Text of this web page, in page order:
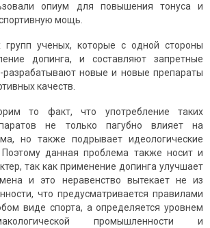
опиум для повышения тонуса и
мощь.
ученых, которые с одной стороны
допинга, и составляют запретные
разрабатывают новые и новые препараты
качеств.
то факт, что употребление таких
не только пагубно влияет на
но также подрывает идеологические
данная проблема также носит и
так как применение допинга улучшает
и это неравенство вытекает не из
что предусматривается правилами
виде спорта, а определяется уровнем
промышленности и